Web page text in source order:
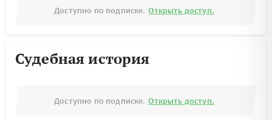
Доступно по подписке. Открыть доступ.
Судебная история
Доступно по подписке. Открыть доступ.